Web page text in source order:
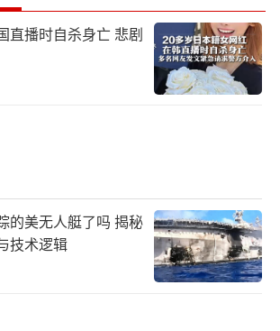
直播时自杀身亡 悲剧
的美无人艇了吗 揭秘
技术逻辑